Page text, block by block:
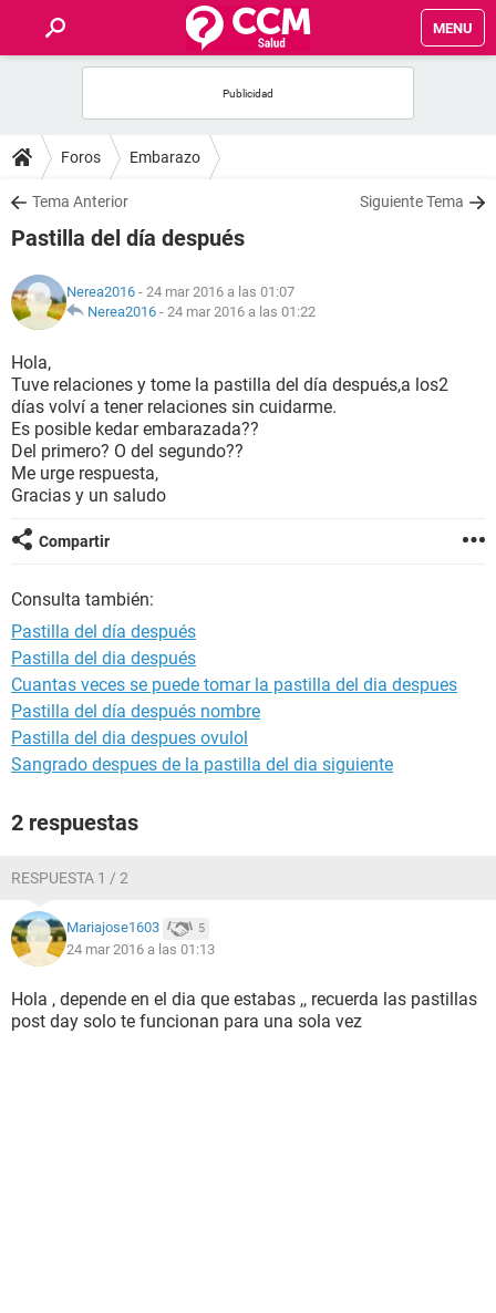
MENU
FOROS
SALUD
NUTRICIÓN
BIENESTAR
SEXUALIDAD
GLOSARIO
Foros Embarazo
Tema Anterior Siguiente Tema
Pastilla del día después
Nerea2016 - 24 mar 2016 a las 01:07
Nerea2016 - 24 mar 2016 a las 01:22
Hola,
Tuve relaciones y tome la pastilla del día después,a los2
días volví a tener relaciones sin cuidarme.
Es posible kedar embarazada??
Del primero? O del segundo??
Me urge respuesta,
Gracias y un saludo
Compartir
Consulta también:
Pastilla del día después
Pastilla del dia después
Cuantas veces se puede tomar la pastilla del dia despues
Pastilla del día después nombre
Pastilla del dia despues ovulol
Sangrado despues de la pastilla del dia siguiente
2 respuestas
RESPUESTA 1 / 2
Mariajose1603 5
24 mar 2016 a las 01:13
Hola , depende en el dia que estabas ,, recuerda las pastillas
post day solo te funcionan para una sola vez